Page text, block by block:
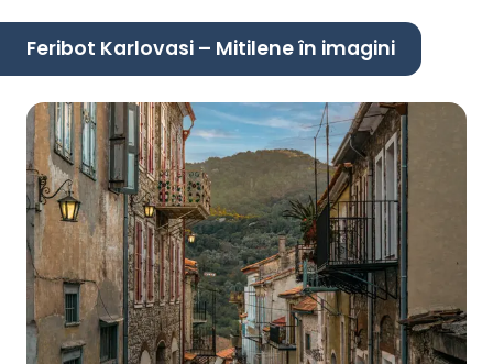
Feribot Karlovasi – Mitilene în imagini